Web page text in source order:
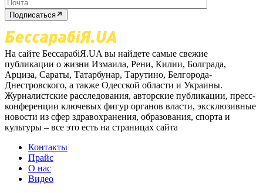
Подписаться
На сайте БессарабіЯ.UA вы найдете самые свежие
публикации о жизни Измаила, Рени, Килии, Болграда,
Арциза, Сараты, Татарбунар, Тарутино, Белгорода-
Днестровского, а также Одесской области и Украины.
Журналистские расследования, авторские публикации, пресс-
конференции ключевых фигур органов власти, эксклюзивные
новости из сфер здравохранения, образования, спорта и
культуры – все это есть на страницах сайта
Контакты
Прайс
О нас
Видео